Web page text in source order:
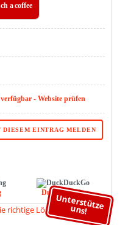
Unterstütze
uns!
a coffee
- Website prüfen
EINTRAG MELDEN
DuckDuckGo